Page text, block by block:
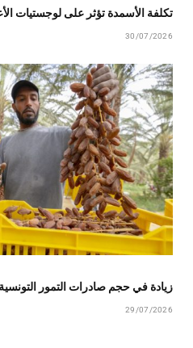
تكلفة الأسمدة تؤثر على لوجستيات
30/07/2026
زيادة في حجم صادرات التمور التونسية
29/07/2026